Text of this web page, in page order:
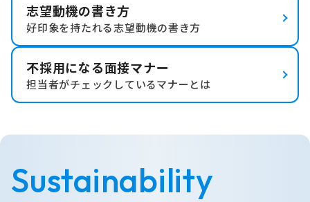
志望動機の書き方
好印象を持たれる志望動機の書き方
不採用になる面接マナー
担当者がチェックしているマナーとは
Sustainability